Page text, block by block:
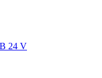
24 V